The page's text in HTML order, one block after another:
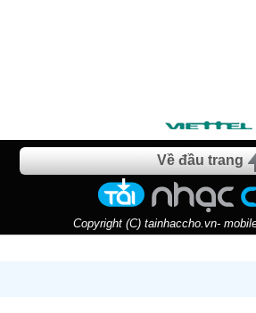
Về đầu trang
Copyright (C) tainhaccho.vn-